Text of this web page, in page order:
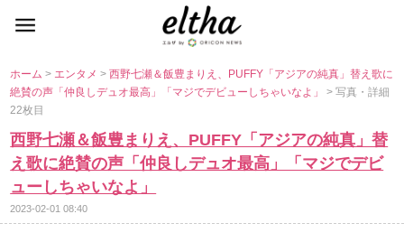
ホーム> エンタメ>西野七瀬＆飯豊まりえ、PUFFY「アジアの純真」替え歌に
絶賛の声「仲良しデュオ最高」「マジでデビューしちゃいなよ」> 写真・詳細
22枚目
西野七瀬＆飯豊まりえ、PUFFY「アジアの純真」替
え歌に絶賛の声「仲良しデュオ最高」「マジでデビ
ューしちゃいなよ」
2023-02-01 08:40